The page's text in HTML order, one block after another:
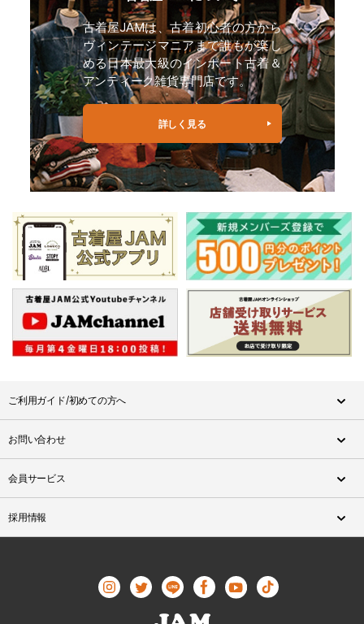
古着屋JAMは、古着初心者の方から
ヴィンテージマニアまで誰もが楽し
める日本最大級のインポート古着＆
アンティーク雑貨専門店です。
詳しく見る
ご利用ガイド/初めての方へ
お問い合わせ
会員サービス
採用情報